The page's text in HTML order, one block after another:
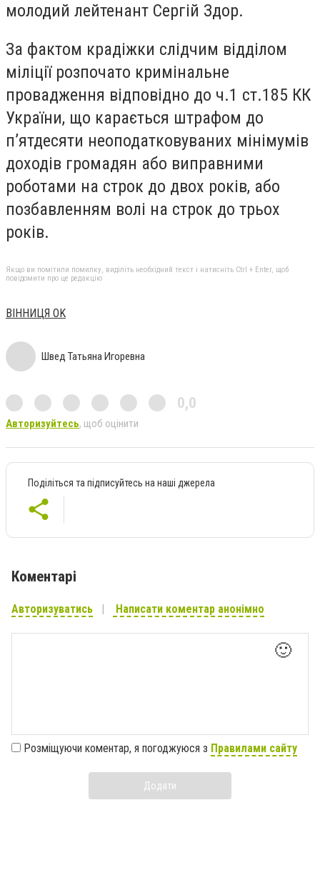
молодий лейтенант Сергій Здор.
За фактом крадіжки слідчим відділом
міліції розпочато кримінальне
провадження відповідно до ч.1 ст.185 КК
України, що карається штрафом до
п’ятдесяти неоподатковуваних мінімумів
доходів громадян або виправними
роботами на строк до двох років, або
позбавленням волі на строк до трьох
років.
Якщо ви помітили помилку, виділіть необхідний текст і натисніть Ctrl + Enter, щоб
повідомити про це редакцію
ВІННИЦЯ OK
Швед Татьяна Игоревна
0,0
Авторизуйтесь, щоб оцінити
Поділіться та підписуйтесь на наші джерела
Коментарі
Авторизуватись Написати коментар анонімно
🙂
Розміщуючи коментар, я погоджуюся з Правилами сайту
Додати